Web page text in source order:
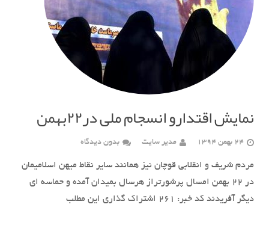
نمایش اقتدارو انسجام ملی در٢٢بهمن
24 بهمن 1394 مدیر سایت بدون دیدگاه
مردم شریف و انقلابی قوچان نیز همانند سایر نقاط میهن اسلامیمان
در ۲۲ بهمن امسال پرشورتراز هرسال بمیدان آمده و حماسه ای
دیگر آفریدند کد خبر: ٢۶١ اشتراک گذاری این مطلب